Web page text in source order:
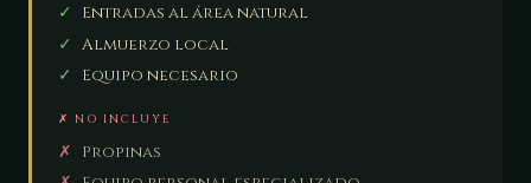
✓
Entradas al área natural
✓
Almuerzo local
✓
Equipo necesario
✗ NO INCLUYE
✗
Propinas